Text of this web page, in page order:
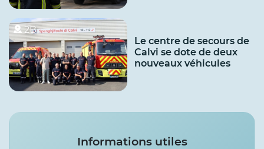
2B
Le centre de secours de
Calvi se dote de deux
nouveaux véhicules
Services
Informations utiles